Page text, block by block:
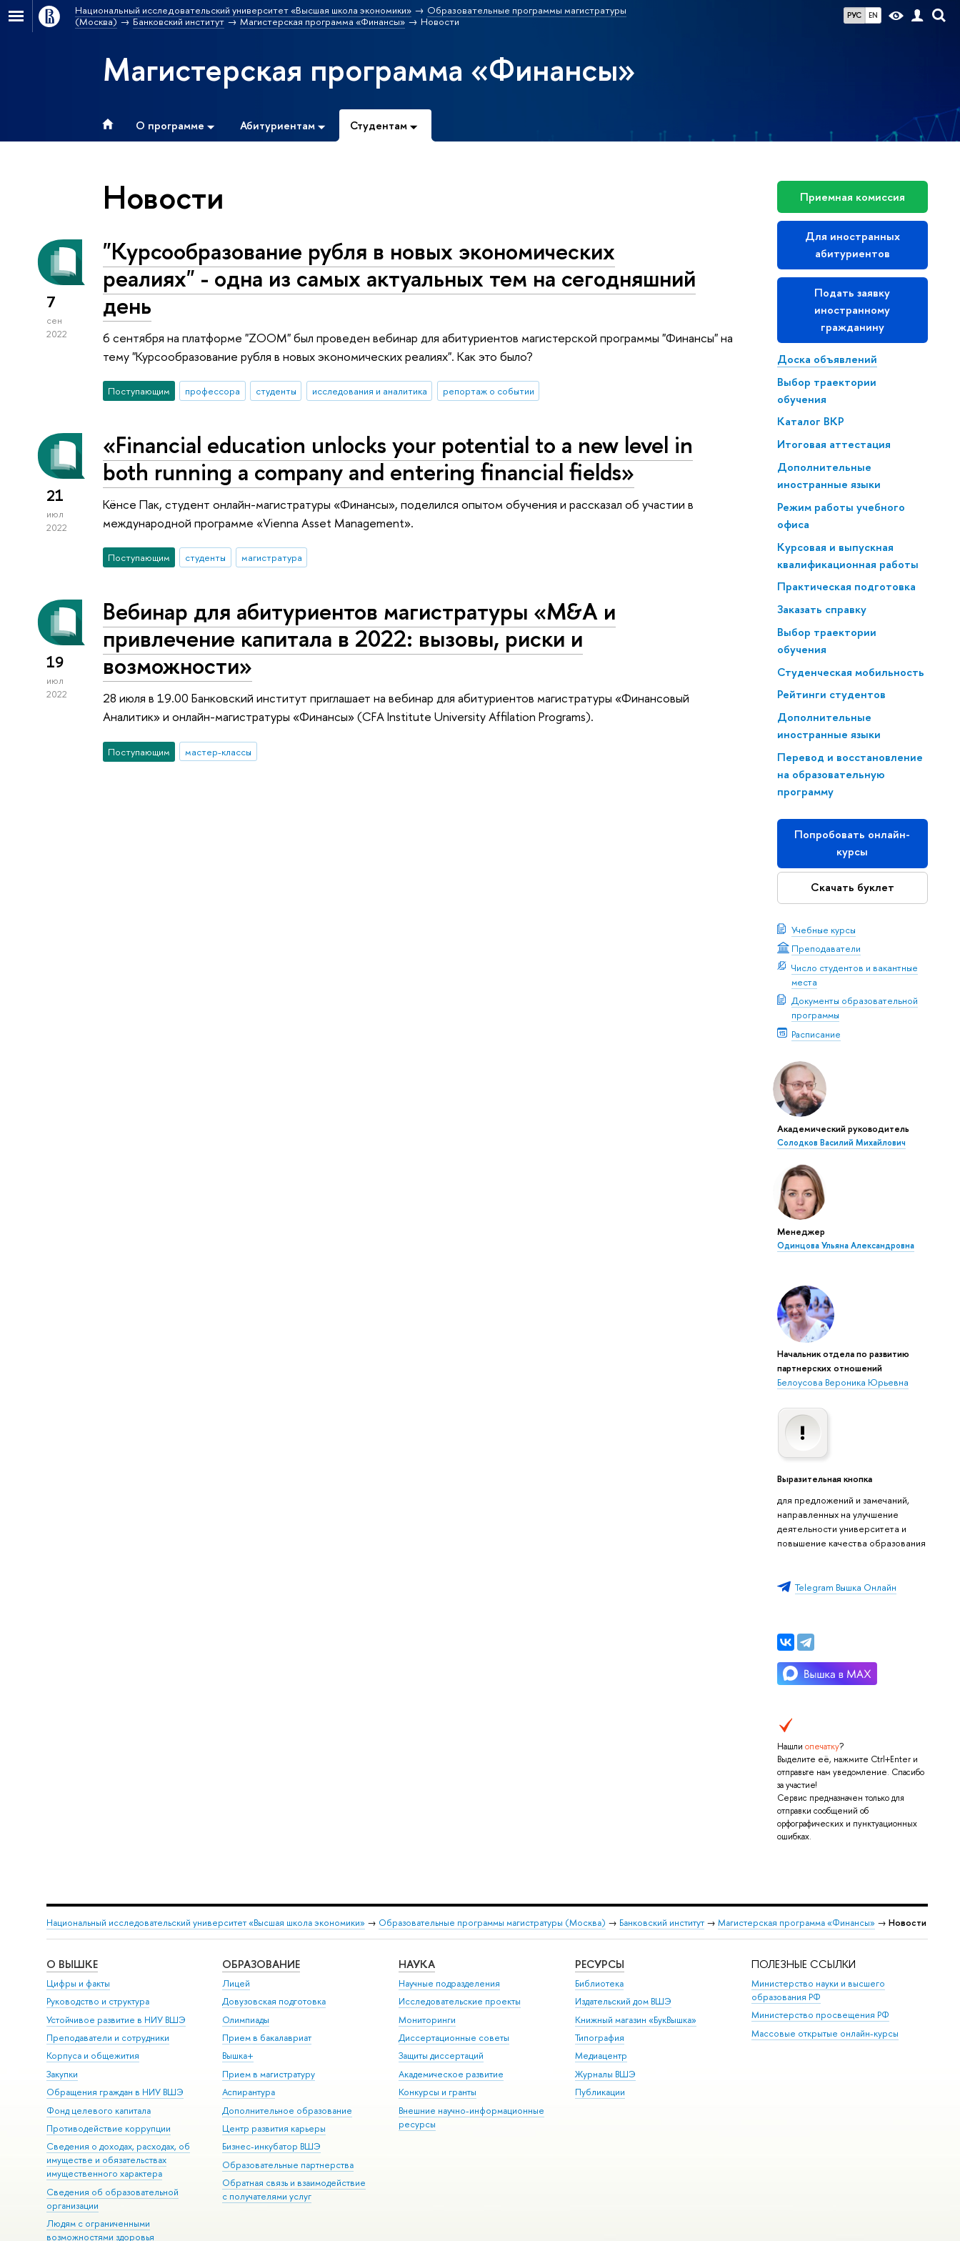
РУС EN
Национальный исследовательский университет «Высшая школа экономики»
Образовательные программы магистратуры
(Москва)
Банковский институт Магистерская программа «Финансы» Новости
Магистерская программа «Финансы»
О программе Абитуриентам Студентам
Приемная комиссия
Для иностранных
абитуриентов
Подать заявку
иностранному
гражданину
Доска объявлений
Выбор траектории
обучения
Каталог ВКР
Итоговая аттестация
Дополнительные
иностранные языки
Режим работы учебного
офиса
Курсовая и выпускная
квалификационная работы
Практическая подготовка
Заказать справку
Выбор траектории
обучения
Студенческая мобильность
Рейтинги студентов
Дополнительные
иностранные языки
Перевод и восстановление
на образовательную
программу
Попробовать онлайн-
курсы
Скачать буклет
Учебные курсы
Преподаватели
Число студентов и вакантные
места
Документы образовательной
программы
Расписание
Академический руководитель
Солодков Василий Михайлович
Менеджер
Одинцова Ульяна Александровна
Начальник отдела по развитию
партнерских отношений
Белоусова Вероника Юрьевна
Выразительная кнопка
для предложений и замечаний,
направленных на улучшение
деятельности университета и
повышение качества образования
Telegram Вышка Онлайн
Нашли опечатку?
Выделите её, нажмите Ctrl+Enter и
отправьте нам уведомление. Спасибо
за участие!
Сервис предназначен только для
отправки сообщений об
орфографических и пунктуационных
ошибках.
Новости
7
сен
2022
"Курсообразование рубля в новых экономических
реалиях" - одна из самых актуальных тем на сегодняшний
день
6 сентября на платформе "ZOOM" был проведен вебинар для абитуриентов магистерской программы "Финансы" на
тему "Курсообразование рубля в новых экономических реалиях". Как это было?
Поступающим профессора студенты исследования и аналитика репортаж о событии
21
июл
2022
«Financial education unlocks your potential to a new level in
both running a company and entering financial fields»
Кёнсе Пак, студент онлайн-магистратуры «Финансы», поделился опытом обучения и рассказал об участии в
международной программе «Vienna Asset Management».
Поступающим студенты магистратура
19
июл
2022
Вебинар для абитуриентов магистратуры «M&A и
привлечение капитала в 2022: вызовы, риски и
возможности»
28 июля в 19.00 Банковский институт приглашает на вебинар для абитуриентов магистратуры «Финансовый
Аналитик» и онлайн-магистратуры «Финансы» (CFA Institute University Affilation Programs).
Поступающим мастер-классы
Национальный исследовательский университет «Высшая школа экономики» → Образовательные программы магистратуры (Москва) → Банковский институт→ Магистерская программа «Финансы» → Новости
О ВЫШКЕ
Цифры и факты
Руководство и структура
Устойчивое развитие в НИУ ВШЭ
Преподаватели и сотрудники
Корпуса и общежития
Закупки
Обращения граждан в НИУ ВШЭ
Фонд целевого капитала
Противодействие коррупции
Сведения о доходах, расходах, об
имуществе и обязательствах
имущественного характера
Сведения об образовательной
организации
Людям с ограниченными
возможностями здоровья
ОБРАЗОВАНИЕ
Лицей
Довузовская подготовка
Олимпиады
Прием в бакалавриат
Вышка+
Прием в магистратуру
Аспирантура
Дополнительное образование
Центр развития карьеры
Бизнес-инкубатор ВШЭ
Образовательные партнерства
Обратная связь и взаимодействие
с получателями услуг
НАУКА
Научные подразделения
Исследовательские проекты
Мониторинги
Диссертационные советы
Защиты диссертаций
Академическое развитие
Конкурсы и гранты
Внешние научно-информационные
ресурсы
РЕСУРСЫ
Библиотека
Издательский дом ВШЭ
Книжный магазин «БукВышка»
Типография
Медиацентр
Журналы ВШЭ
Публикации
ПОЛЕЗНЫЕ ССЫЛКИ
Министерство науки и высшего
образования РФ
Министерство просвещения РФ
Массовые открытые онлайн-курсы